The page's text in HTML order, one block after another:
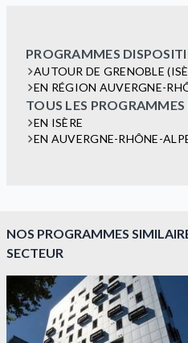
PROGRAMMES
AUTOUR DE GRENOBLE
EN RÉGION AUVERGNE-
TOUS LES PROGRAMMES
EN ISÈRE
EN AUVERGNE-RHÔNE-
NOS PROGRAMMES
SECTEUR